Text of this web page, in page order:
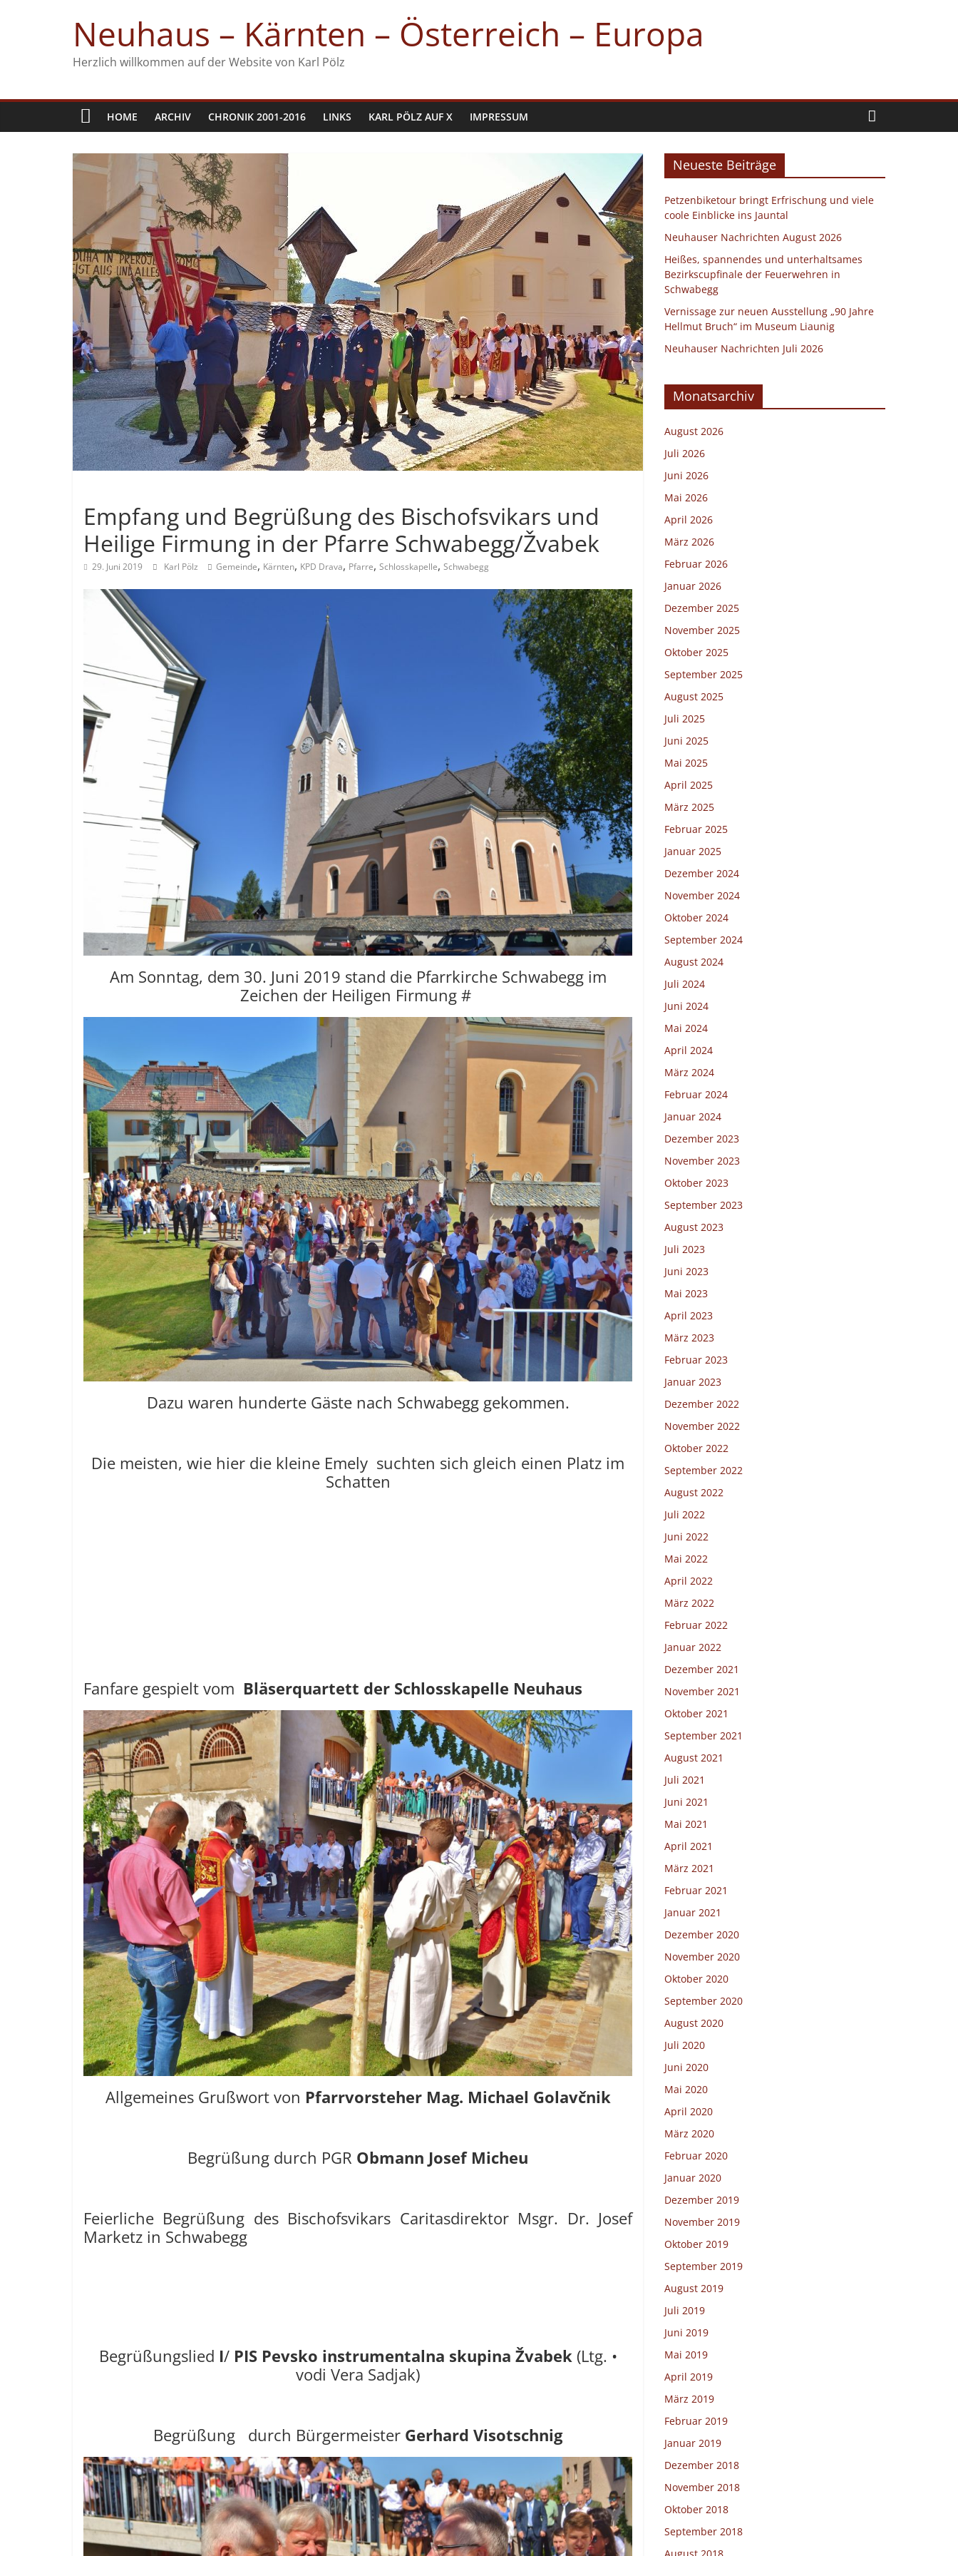
Neuhaus – Kärnten – Österreich – Europa
Herzlich willkommen auf der Website von Karl Pölz
HOME ARCHIV CHRONIK 2001-2016 LINKS KARL PÖLZ AUF X IMPRESSUM
Empfang und Begrüßung des Bischofsvikars und
Heilige Firmung in der Pfarre Schwabegg/Žvabek
29. Juni 2019 Karl Pölz Gemeinde, Kärnten, KPD Drava, Pfarre, Schlosskapelle, Schwabegg
Am Sonntag, dem 30. Juni 2019 stand die Pfarrkirche Schwabegg im
Zeichen der Heiligen Firmung #
Dazu waren hunderte Gäste nach Schwabegg gekommen.
Die meisten, wie hier die kleine Emely suchten sich gleich einen Platz im
Schatten
Fanfare gespielt vom Bläserquartett der Schlosskapelle Neuhaus
Allgemeines Grußwort von Pfarrvorsteher Mag. Michael Golavčnik
Begrüßung durch PGR Obmann Josef Micheu
Feierliche Begrüßung des Bischofsvikars Caritasdirektor Msgr. Dr. Josef
Marketz in Schwabegg
Begrüßungslied I/ PIS Pevsko instrumentalna skupina Žvabek (Ltg. •
vodi Vera Sadjak)
Begrüßung durch Bürgermeister Gerhard Visotschnig
Neueste Beiträge
Petzenbiketour bringt Erfrischung und viele
coole Einblicke ins Jauntal
Neuhauser Nachrichten August 2026
Heißes, spannendes und unterhaltsames
Bezirkscupfinale der Feuerwehren in
Schwabegg
Vernissage zur neuen Ausstellung „90 Jahre
Hellmut Bruch“ im Museum Liaunig
Neuhauser Nachrichten Juli 2026
Monatsarchiv
August 2026
Juli 2026
Juni 2026
Mai 2026
April 2026
März 2026
Februar 2026
Januar 2026
Dezember 2025
November 2025
Oktober 2025
September 2025
August 2025
Juli 2025
Juni 2025
Mai 2025
April 2025
März 2025
Februar 2025
Januar 2025
Dezember 2024
November 2024
Oktober 2024
September 2024
August 2024
Juli 2024
Juni 2024
Mai 2024
April 2024
März 2024
Februar 2024
Januar 2024
Dezember 2023
November 2023
Oktober 2023
September 2023
August 2023
Juli 2023
Juni 2023
Mai 2023
April 2023
März 2023
Februar 2023
Januar 2023
Dezember 2022
November 2022
Oktober 2022
September 2022
August 2022
Juli 2022
Juni 2022
Mai 2022
April 2022
März 2022
Februar 2022
Januar 2022
Dezember 2021
November 2021
Oktober 2021
September 2021
August 2021
Juli 2021
Juni 2021
Mai 2021
April 2021
März 2021
Februar 2021
Januar 2021
Dezember 2020
November 2020
Oktober 2020
September 2020
August 2020
Juli 2020
Juni 2020
Mai 2020
April 2020
März 2020
Februar 2020
Januar 2020
Dezember 2019
November 2019
Oktober 2019
September 2019
August 2019
Juli 2019
Juni 2019
Mai 2019
April 2019
März 2019
Februar 2019
Januar 2019
Dezember 2018
November 2018
Oktober 2018
September 2018